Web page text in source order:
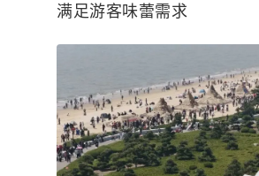
满足游客味蕾需求